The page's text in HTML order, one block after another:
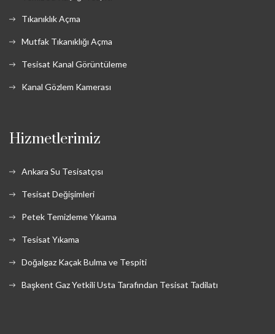
Tıkanıklık Açma
Mutfak Tıkanıklığı Açma
Tesisat Kanal Görüntüleme
Kanal Gözlem Kamerası
Hizmetlerimiz
Ankara Su Tesisatçısı
Tesisat Değişimleri
Petek Temizleme Yıkama
Tesisat Yıkama
Doğalgaz Kaçak Bulma ve Tespiti
Başkent Gaz Yetkili Usta Tarafından Tesisat Tadilatı